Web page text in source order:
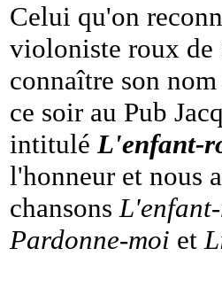
Celui qu'on
violoniste roux de
connaître son
ce soir au Pub
intituléL'enfant-
l'honneur et nous
chansons
Pardonne-moi et